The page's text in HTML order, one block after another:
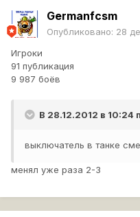
Germanfcsm
Опубликовано: 28
Игроки
91 публикация
9 987 боёв
В 28.12.2012 в 10:24
выключатель в танке
менял уже раза 2-3